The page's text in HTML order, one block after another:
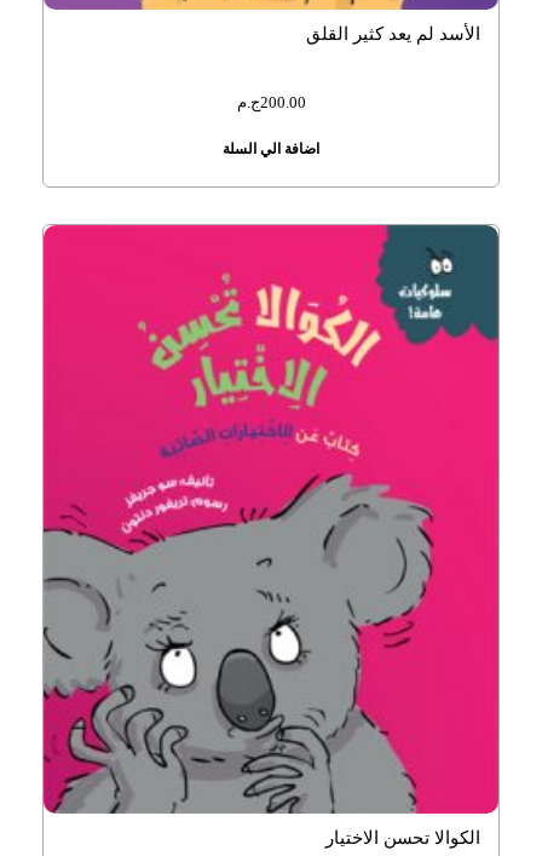
الأسد لم يعد كثير القلق
اضافة الي السلة
200.00ج.م
الكوالا تحسن الاختيار